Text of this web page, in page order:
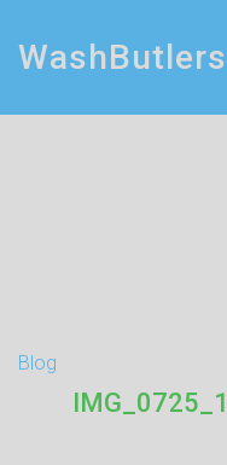
WashButlers
Blog